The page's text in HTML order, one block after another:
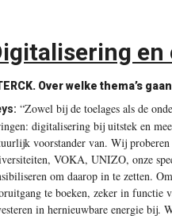
en
Over welke thema’s
“Zowel bij de toelages als de
digitalisering bij uitstek en
voorstander van. Wij proberen
VOKA, UNIZO, onze
om daarop in te zetten.
te boeken, zeker in functie
in hernieuwbare energie bij.